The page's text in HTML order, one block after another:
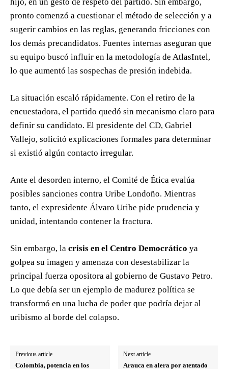
pronto comenzó a cuestionar el método de selección y a
sugerir cambios en las reglas, generando fricciones con
los demás precandidatos. Fuentes internas aseguran que
su equipo buscó influir en la metodología de AtlasIntel,
lo que aumentó las sospechas de presión indebida.
La situación escaló rápidamente. Con el retiro de la
encuestadora, el partido quedó sin mecanismo claro para
definir su candidato. El presidente del CD, Gabriel
Vallejo, solicitó explicaciones formales para determinar
si existió algún contacto irregular.
Ante el desorden interno, el Comité de Ética evalúa
posibles sanciones contra Uribe Londoño. Mientras
tanto, el expresidente Álvaro Uribe pide prudencia y
unidad, intentando contener la fractura.
Sin embargo, la crisis en el Centro Democrático ya
golpea su imagen y amenaza con desestabilizar la
principal fuerza opositora al gobierno de Gustavo Petro.
Lo que debía ser un ejemplo de madurez política se
transformó en una lucha de poder que podría dejar al
uribismo al borde del colapso.
Previous article
Colombia, potencia en los
Next article
Arauca en alera por atentado